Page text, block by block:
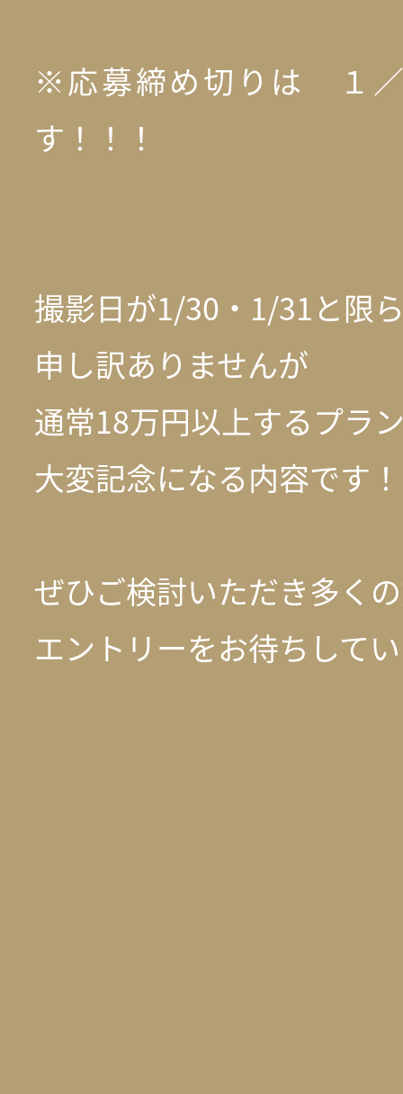
※応募締め切りは １
す！！！
撮影日が1/30・1/31と限
申し訳ありませんが
通常18万円以上するプラ
大変記念になる内容です
ぜひご検討いただき多く
エントリーをお待ちして